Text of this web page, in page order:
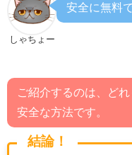
しゃちょー
安全に無料
ご紹介するのは、ど
安全な方法です。
結論！